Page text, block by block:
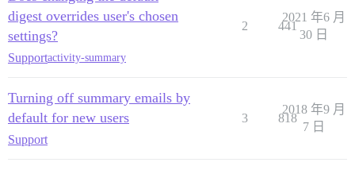
digest overrides user's chosen
settings?
Supportactivity-summary
2 441
2021 年6 月
30 日
Turning off summary emails by
default for new users
Support
3 818
2018 年9 月
7 日